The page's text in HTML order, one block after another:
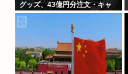
グッズ、43億円分注文・キャ
ンセル繰り返したか 32歳女逮
捕「注文したことで欲求が満た